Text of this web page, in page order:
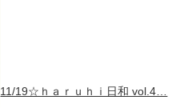
11/19☆ｈａｒｕｈｉ日和 vol.4…